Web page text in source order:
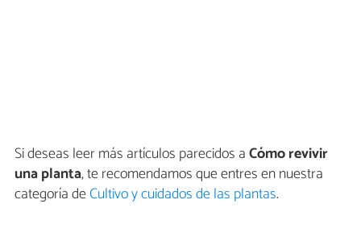
Si deseas leer más artículos parecidos aCómo revivir
una planta, te recomendamos que entres en nuestra
categoría deCultivo y cuidados de las plantas.